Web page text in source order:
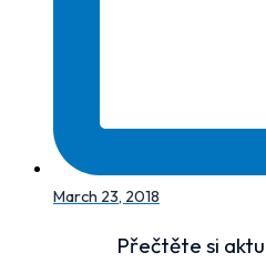
March 23, 2018
Přečtěte si